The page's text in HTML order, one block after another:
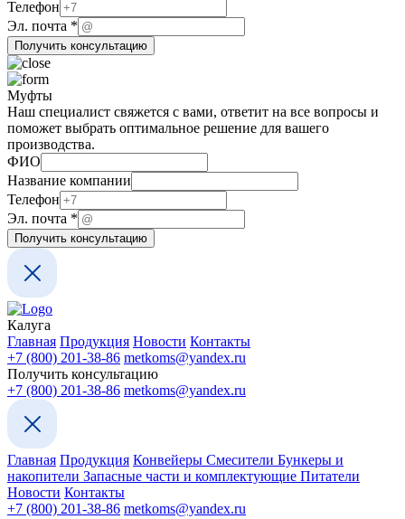
компании
почта
компании
Телефон
Эл. почта *
Получить консультацию
Муфты
Наш специалист свяжется с вами, ответит на все вопросы и
поможет выбрать оптимальное решение для вашего
производства.
ФИО
Название компании
Телефон
компании
компании
Телефон
Эл. почта *
Получить консультацию
Калуга
Главная Продукция Новости Контакты
+7 (800) 201-38-86 metkoms@yandex.ru
Получить консультацию
+7 (800) 201-38-86 metkoms@yandex.ru
Главная Продукция Конвейеры Смесители Бункеры и
накопители Запасные части и комплектующие Питатели
Новости Контакты
+7 (800) 201-38-86 metkoms@yandex.ru